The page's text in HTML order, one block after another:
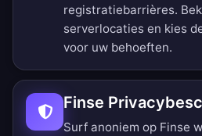
registratiebarrières.
serverlocaties en kies
voor uw behoeften.
Finse
Surf anoniem op Finse